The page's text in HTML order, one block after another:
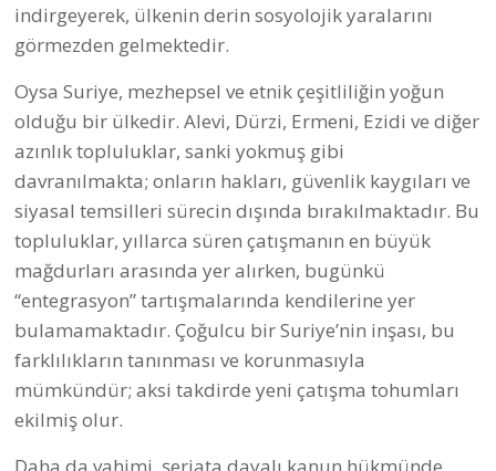
indirgeyerek, ülkenin derin sosyolojik yaralarını
görmezden gelmektedir.
Oysa Suriye, mezhepsel ve etnik çeşitliliğin yoğun
olduğu bir ülkedir. Alevi, Dürzi, Ermeni, Ezidi ve diğer
azınlık topluluklar, sanki yokmuş gibi
davranılmakta; onların hakları, güvenlik kaygıları ve
siyasal temsilleri sürecin dışında bırakılmaktadır. Bu
topluluklar, yıllarca süren çatışmanın en büyük
mağdurları arasında yer alırken, bugünkü
“entegrasyon” tartışmalarında kendilerine yer
bulamamaktadır. Çoğulcu bir Suriye’nin inşası, bu
farklılıkların tanınması ve korunmasıyla
mümkündür; aksi takdirde yeni çatışma tohumları
ekilmiş olur.